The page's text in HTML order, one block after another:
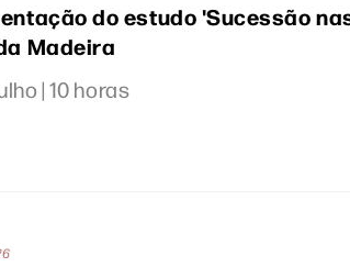
do estudo 'Sucessão
Madeira
| 10 horas